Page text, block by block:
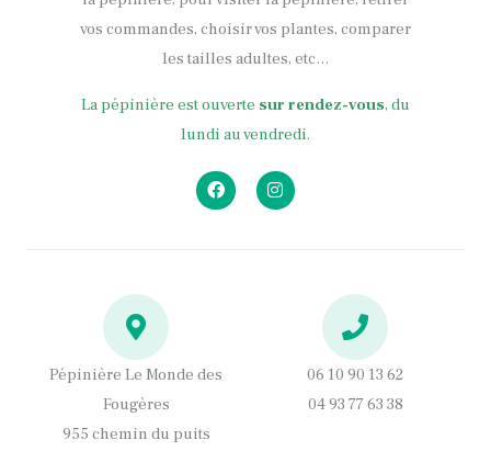
vos commandes, choisir vos plantes, comparer
les tailles adultes, etc…
La pépinière est ouverte sur rendez-vous, du
lundi au vendredi.
F
a
c
I
n
s
Pépinière Le Monde des
Fougères
955 chemin du puits
06 10 90 13 62
04 93 77 63 38